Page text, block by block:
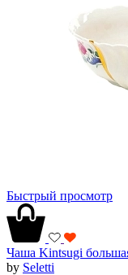
Быстрый просмотр
Чаша Kintsugi
by Seletti